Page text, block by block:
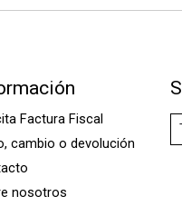
Factura Fiscal
cambio o devolución
nosotros